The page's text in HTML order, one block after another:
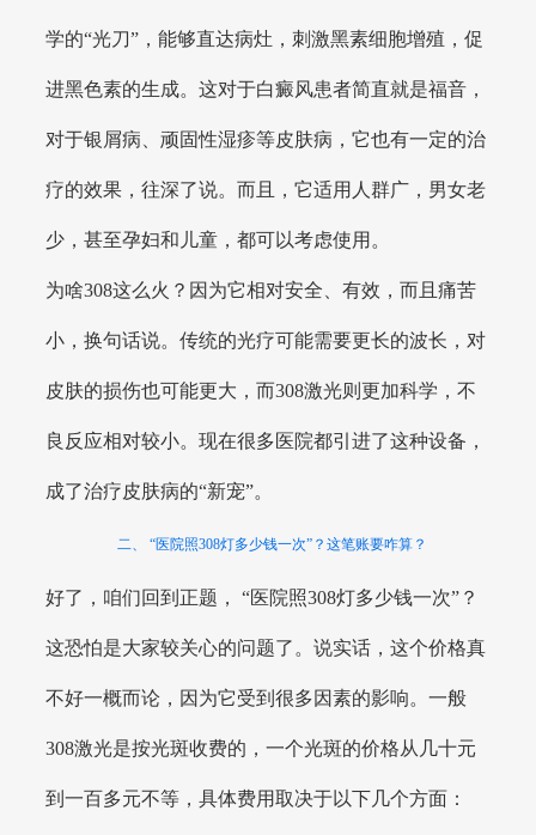
学的“光刀”，能够直达病灶，刺激黑素细胞增殖，促
进黑色素的生成。这对于白癜风患者简直就是福音，
对于银屑病、顽固性湿疹等皮肤病，它也有一定的治
疗的效果，往深了说。而且，它适用人群广，男女老
少，甚至孕妇和儿童，都可以考虑使用。
为啥308这么火？因为它相对安全、有效，而且痛苦
小，换句话说。传统的光疗可能需要更长的波长，对
皮肤的损伤也可能更大，而308激光则更加科学，不
良反应相对较小。现在很多医院都引进了这种设备，
成了治疗皮肤病的“新宠”。
二、 “医院照308灯多少钱一次”？这笔账要咋算？
好了，咱们回到正题， “医院照308灯多少钱一次”？
这恐怕是大家较关心的问题了。说实话，这个价格真
不好一概而论，因为它受到很多因素的影响。一般
308激光是按光斑收费的，一个光斑的价格从几十元
到一百多元不等，具体费用取决于以下几个方面：